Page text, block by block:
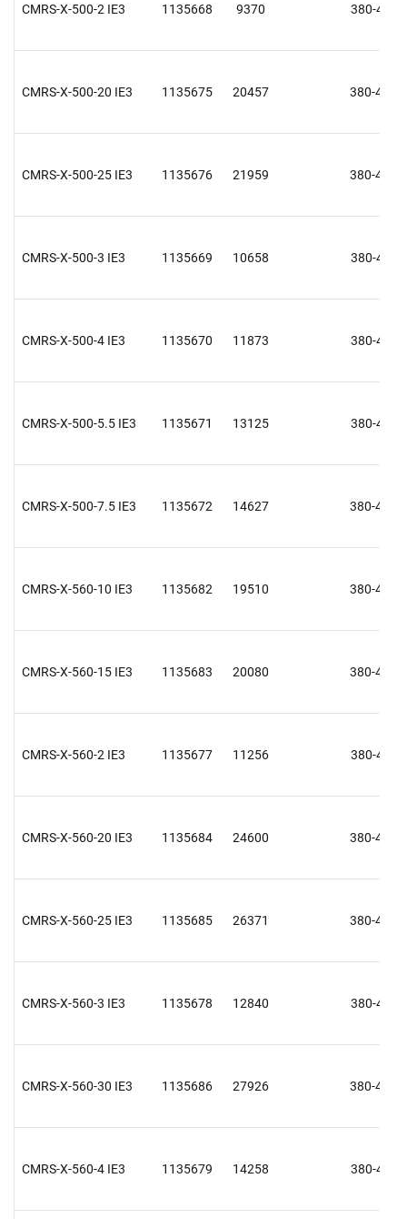
CMRS-X-500-2 IE3 1135668 9370 380-415
CMRS-X-500-20 IE3 1135675 20457 380-415
CMRS-X-500-25 IE3 1135676 21959 380-415
CMRS-X-500-3 IE3 1135669 10658 380-415
CMRS-X-500-4 IE3 1135670 11873 380-415
CMRS-X-500-5.5 IE3 1135671 13125 380-415
CMRS-X-500-7.5 IE3 1135672 14627 380-415
CMRS-X-560-10 IE3 1135682 19510 380-415
CMRS-X-560-15 IE3 1135683 20080 380-415
CMRS-X-560-2 IE3 1135677 11256 380-415
CMRS-X-560-20 IE3 1135684 24600 380-415
CMRS-X-560-25 IE3 1135685 26371 380-415
CMRS-X-560-3 IE3 1135678 12840 380-415
CMRS-X-560-30 IE3 1135686 27926 380-415
CMRS-X-560-4 IE3 1135679 14258 380-415